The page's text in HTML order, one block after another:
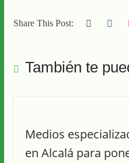
Share This Post:
También te
Medios
en Alcalá para